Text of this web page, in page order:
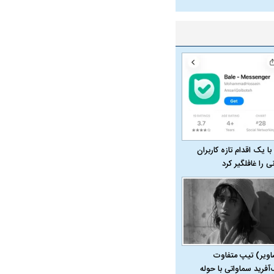
یک اقدام تازه کاربران
را غافلگیر کرد
تیپ متفاوت
سماواتی با حوله
دوران قاجار چگونه